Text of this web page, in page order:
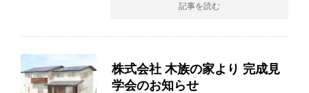
記事を読む
株式会社 木族の家より 完成見
学会のお知らせ